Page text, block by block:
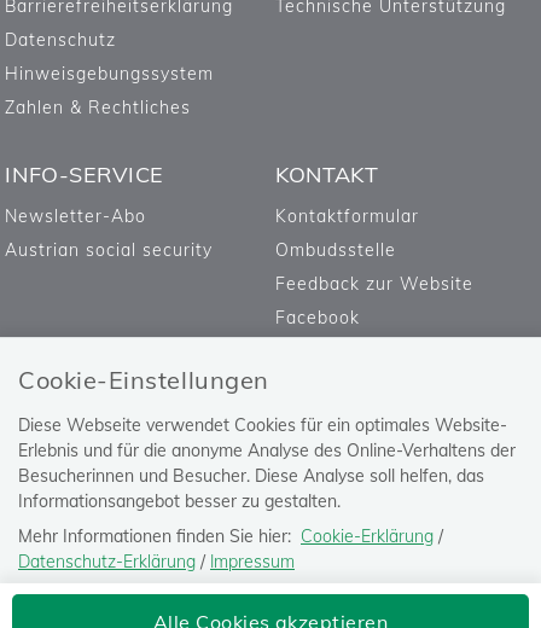
Cookie-Einstellungen
Diese Webseite verwendet Cookies für ein optimales Website-
Erlebnis und für die anonyme Analyse des Online-Verhaltens der
Besucherinnen und Besucher. Diese Analyse soll helfen, das
Informationsangebot besser zu gestalten.
Mehr Informationen finden Sie hier: Cookie-Erklärung /
Datenschutz-Erklärung / Impressum
Die Einstellung können Sie jederzeit auf der Seite "Datenschutz-
" ändern.Alle Cookies akzeptieren
Barrierefreiheitserklärung
Datenschutz
Hinweisgebungssystem
Zahlen & Rechtliches
Technische Unterstützung
INFO-SERVICE
Newsletter-Abo
Austrian social security
KONTAKT
Kontaktformular
Ombudsstelle
Feedback zur Website
Facebook